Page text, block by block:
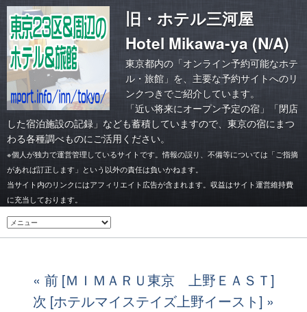
旧・ホテル三河屋
Hotel Mikawa-ya (N/A)
東京都内の「オンライン予約可能なホテ
ル・旅館」を、主要な予約サイトへのリ
ンクつきでご紹介しています。
「近い将来にオープン予定の宿」「閉店
した宿泊施設の記録 」なども蓄積していますので、東京の宿にまつ
わる各種調べものにご活用ください。
※個人が独力で運営管理しているサイトです。情報の誤り、不備等については「ご指摘
があれば訂正します」という以外の責任は負いかねます。
当サイト内のリンクにはアフィリエイト広告が含まれます。収益はサイト運営維持費
に充当しております。
前 [ＭＩＭＡＲＵ東京 上野ＥＡＳＴ]
次 [ホテルマイステイズ上野イースト]